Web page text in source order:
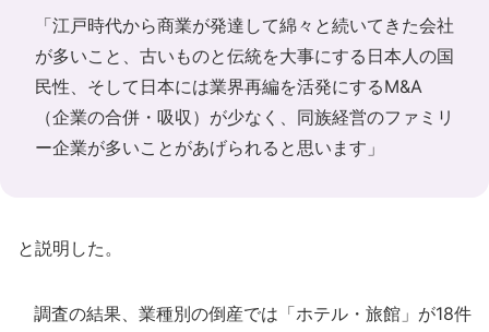
「江戸時代から商業が発達して綿々と続いてきた会社
が多いこと、古いものと伝統を大事にする日本人の国
民性、そして日本には業界再編を活発にするM&A
（企業の合併・吸収）が少なく、同族経営のファミリ
ー企業が多いことがあげられると思います」
と説明した。
調査の結果、業種別の倒産では「ホテル・旅館」が18件